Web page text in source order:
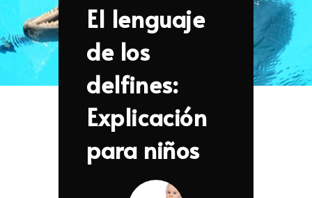
El lenguaje
de los
delfines:
Explicación
para niños